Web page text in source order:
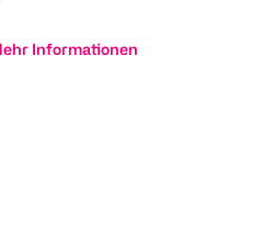
Informationen